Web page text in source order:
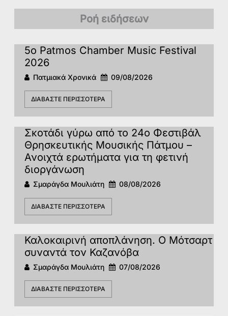
Ροή ειδήσεων
5o Patmos Chamber Music Festival
2026
Πατμιακά Χρονικά 09/08/2026
ΔΙΑΒΆΣΤΕ ΠΕΡΙΣΣΌΤΕΡΑ
Σκοτάδι γύρω από το 24ο Φεστιβάλ
Θρησκευτικής Μουσικής Πάτμου –
Ανοιχτά ερωτήματα για τη φετινή
διοργάνωση
Σμαράγδα Μουλιάτη 08/08/2026
ΔΙΑΒΆΣΤΕ ΠΕΡΙΣΣΌΤΕΡΑ
Καλοκαιρινή αποπλάνηση. Ο Μότσαρτ
συναντά τον Καζανόβα
Σμαράγδα Μουλιάτη 07/08/2026
ΔΙΑΒΆΣΤΕ ΠΕΡΙΣΣΌΤΕΡΑ